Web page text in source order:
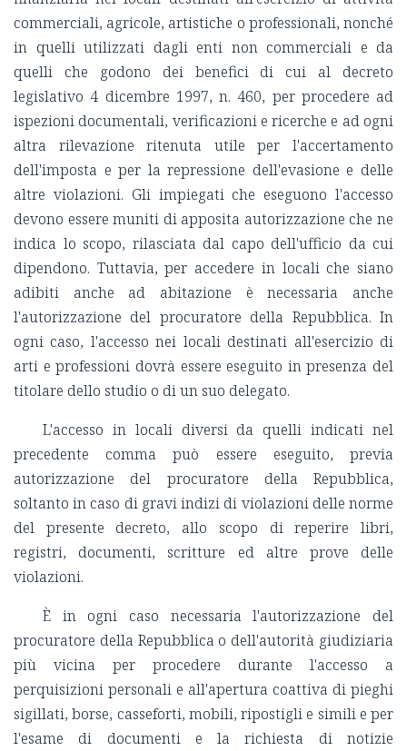
commerciali, agricole, artistiche o professionali, nonché
in quelli utilizzati dagli enti non commerciali e da
quelli che godono dei benefici di cui al decreto
legislativo 4 dicembre 1997, n. 460, per procedere ad
ispezioni documentali, verificazioni e ricerche e ad ogni
altra rilevazione ritenuta utile per l'accertamento
dell'imposta e per la repressione dell'evasione e delle
altre violazioni. Gli impiegati che eseguono l'accesso
devono essere muniti di apposita autorizzazione che ne
indica lo scopo, rilasciata dal capo dell'ufficio da cui
dipendono. Tuttavia, per accedere in locali che siano
adibiti anche ad abitazione è necessaria anche
l'autorizzazione del procuratore della Repubblica. In
ogni caso, l'accesso nei locali destinati all'esercizio di
arti e professioni dovrà essere eseguito in presenza del
titolare dello studio o di un suo delegato.
L'accesso in locali diversi da quelli indicati nel
precedente comma può essere eseguito, previa
autorizzazione del procuratore della Repubblica,
soltanto in caso di gravi indizi di violazioni delle norme
del presente decreto, allo scopo di reperire libri,
registri, documenti, scritture ed altre prove delle
violazioni.
È in ogni caso necessaria l'autorizzazione del
procuratore della Repubblica o dell'autorità giudiziaria
più vicina per procedere durante l'accesso a
perquisizioni personali e all'apertura coattiva di pieghi
sigillati, borse, casseforti, mobili, ripostigli e simili e per
l'esame di documenti e la richiesta di notizie